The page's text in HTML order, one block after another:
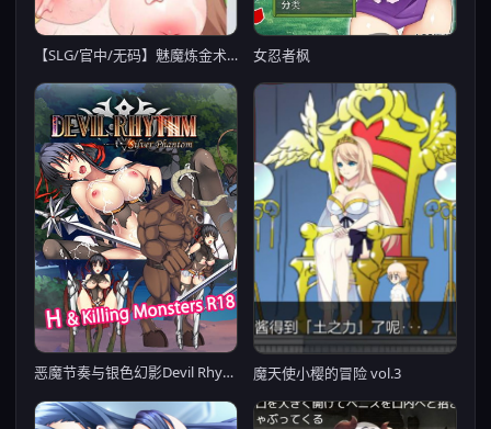
【SLG/官中/无码】魅魔炼金术师～千变万化的高潮地狱~官方中文版 女忍者枫
恶魔节奏与银色幻影Devil Rhythm -Silver Phantom【20221118】 魔天使小樱的冒险 vol.3